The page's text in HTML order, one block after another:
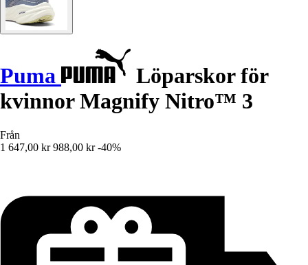
Puma
Löparskor för
kvinnor Magnify Nitro™ 3
Från
1 647,00 kr 988,00 kr -40%